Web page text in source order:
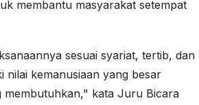
membantu masyarakat setempat
sesuai syariat, tertib, dan
nilai kemanusiaan yang besar
membutuhkan," kata Juru Bicara